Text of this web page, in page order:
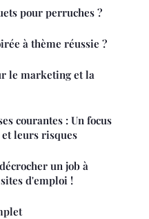
pour perruches ?
à thème réussie ?
le marketing et la
courantes : Un focus
leurs risques
un job à
d'emploi !